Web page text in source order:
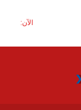
الآن: